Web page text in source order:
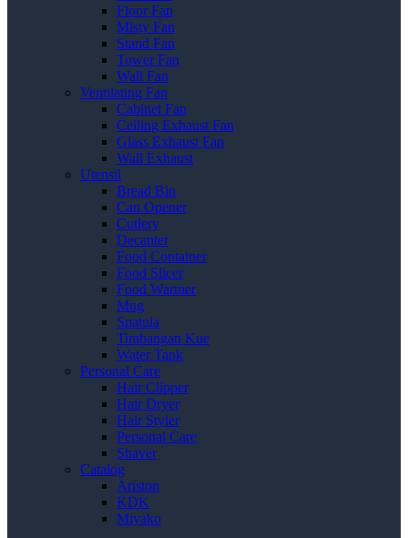
Floor Fan
Misty Fan
Stand Fan
Tower Fan
Wall Fan
Ventilating Fan
Cabinet Fan
Ceiling Exhaust Fan
Glass Exhaust Fan
Wall Exhaust
Utensil
Bread Bin
Can Opener
Cutlery
Decanter
Food Container
Food Slicer
Food Warmer
Mug
Spatula
Timbangan Kue
Water Tank
Personal Care
Hair Clipper
Hair Dryer
Hair Styler
Personal Care
Shaver
Catalog
Ariston
KDK
Miyako